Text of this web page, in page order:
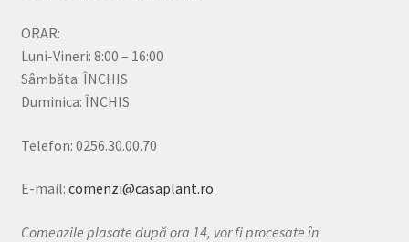
ORAR:
Luni-Vineri: 8:00 – 16:00
Sâmbăta: ÎNCHIS
Duminica: ÎNCHIS
Telefon: 0256.30.00.70
E-mail: comenzi@casaplant.ro
Comenzile plasate după ora 14, vor fi procesate în